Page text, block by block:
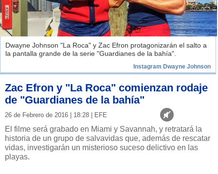
Dwayne Johnson "La Roca" y Zac Efron protagonizarán el salto a
la pantalla grande de la serie "Guardianes de la bahía".
Instagram Dwayne Johnson
Zac Efron y "La Roca" comienzan rodaje
de "Guardianes de la bahía"
26 de Febrero de 2016 | 18:28 | EFE
El filme será grabado en Miami y Savannah, y retratará la
historia de un grupo de salvavidas que, además de rescatar
vidas, investigarán un misterioso suceso delictivo en las
playas.